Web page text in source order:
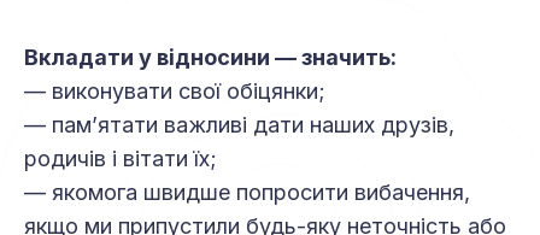
Вкладати у відносини — значить:
— виконувати свої обіцянки;
— пам’ятати важливі дати наших друзів,
родичів і вітати їх;
— якомога швидше попросити вибачення,
якщо ми припустили будь-яку неточність або